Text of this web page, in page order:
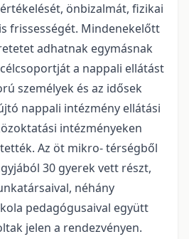
önbizalmát, fizikai
frissességét. Mindenekelőtt
adhatnak egymásnak
a nappali ellátást
személyek és az idősek
nappali intézmény ellátási
intézményeken
Az öt mikro- térségből
30 gyerek vett részt,
néhány
pedagógusaival együtt
jelen a rendezvényen.